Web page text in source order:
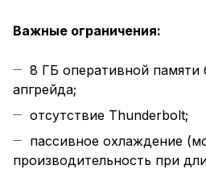
Важные ограничения:
8 ГБ оперативной памяти
апгрейда;
отсутствие Thunderbolt;
пассивное охлаждение
производительность при